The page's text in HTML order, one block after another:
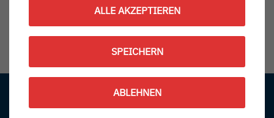
Kontakt
ALLE AKZEPTIEREN
SPEICHERN
ABLEHNEN